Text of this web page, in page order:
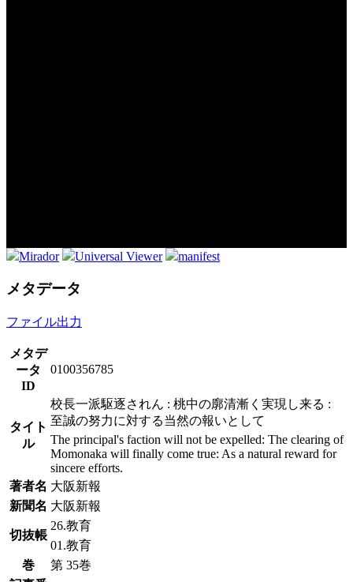
Mirador Universal Viewer manifest
メタデータ
ファイル出力
メタデ
ータ
ID
0100356785
タイト
ル
校長一派駆逐されん : 桃中の廓清漸く実現し来る :
至誠の努力に対する当然の報いとして
The principal's faction will not be expelled: The clearing of
Momonaka will finally come true: As a natural reward for
sincere efforts.
著者名 大阪新報
新聞名 大阪新報
切抜帳
26.教育
01.教育
巻
第 35巻